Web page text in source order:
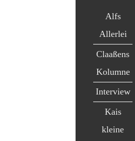
Alfs
Allerlei
Claaßens
Kolumne
Interview
Kais
kleine